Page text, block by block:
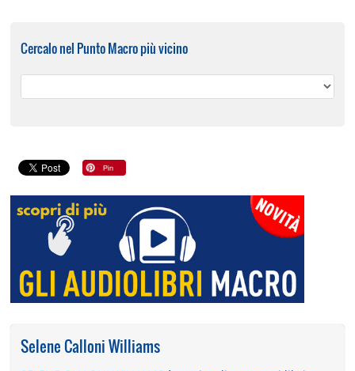
Cercalo nel Punto Macro più vicino
Selene Calloni Williams